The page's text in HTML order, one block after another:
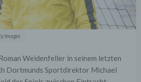
Images
Weidenfeller in seinem letzten
Dortmunds Sportdirektor Michael